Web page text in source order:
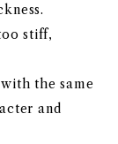
stiff,
the same
and